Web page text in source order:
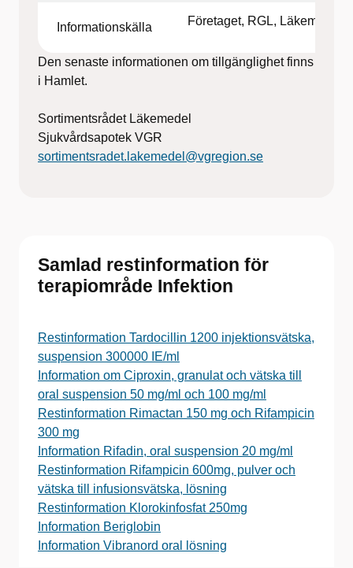
Informationskälla Företaget, RGL,
Den senaste informationen om tillgänglighet finns
i Hamlet.
Sortimentsrådet Läkemedel
Sjukvårdsapotek VGR
sortimentsradet.lakemedel@vgregion.se
Samlad restinformation för
terapiområde Infektion
Restinformation Tardocillin 1200 injektionsvätska,
suspension 300000 IE/ml
Information om Ciproxin, granulat och vätska till
oral suspension 50 mg/ml och 100 mg/ml
Restinformation Rimactan 150 mg och Rifampicin
300 mg
Information Rifadin, oral suspension 20 mg/ml
Restinformation Rifampicin 600mg, pulver och
vätska till infusionsvätska, lösning
Restinformation Klorokinfosfat 250mg
Information Beriglobin
Information Vibranord oral lösning